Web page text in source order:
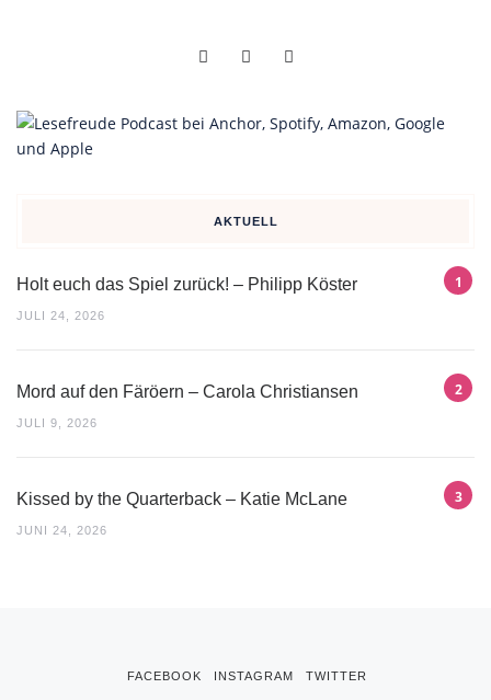
AKTUELL
Holt euch das Spiel zurück! – Philipp Köster
JULI 24, 2026
Mord auf den Färöern – Carola Christiansen
JULI 9, 2026
Kissed by the Quarterback – Katie McLane
JUNI 24, 2026
FACEBOOK INSTAGRAM TWITTER